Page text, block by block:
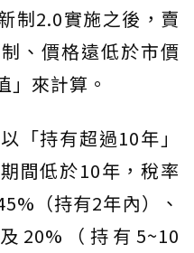
制2.0實施之後，賣
、價格遠低於市價
」來計算。
「持有超過10年」
間低於10年，稅率
（持有2年內）、
20%（持有5~10